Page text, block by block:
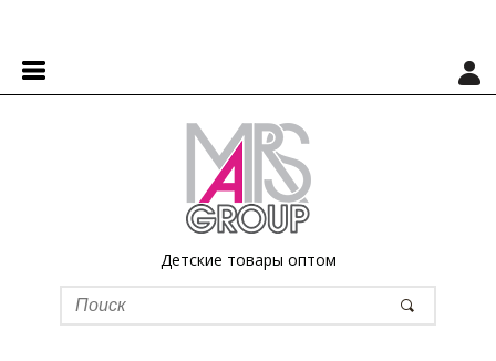
Детские товары оптом